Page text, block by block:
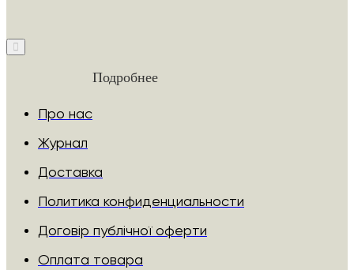
Подробнее
Про нас
Журнал
Доставка
Политика конфиденциальности
Договір публічної оферти
Оплата товара